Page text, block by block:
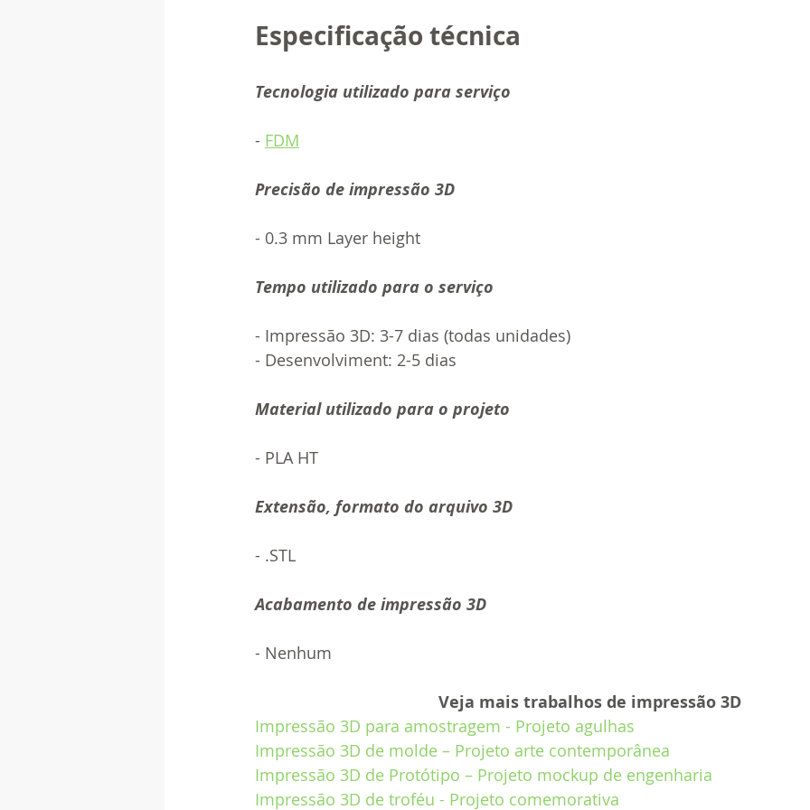
Especificação técnica
Tecnologia utilizado para serviço
- FDM
Precisão de impressão 3D
- 0.3 mm Layer height
Tempo utilizado para o serviço
- Impressão 3D: 3-7 dias (todas unidades)
- Desenvolviment: 2-5 dias
Material utilizado para o projeto
- PLA HT
Extensão, formato do arquivo 3D
- .STL
Acabamento de impressão 3D
- Nenhum
Veja mais trabalhos de impressão 3D
Impressão 3D para amostragem - Projeto agulhas
Impressão 3D de molde – Projeto arte contemporânea
Impressão 3D de Protótipo – Projeto mockup de engenharia
Impressão 3D de troféu - Projeto comemorativa